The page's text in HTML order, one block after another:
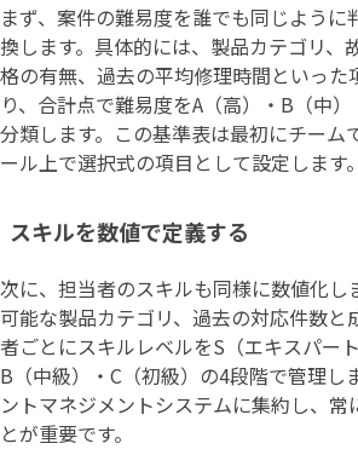
まず、案件の難易度を誰でも同じように
換します。具体的には、製品カテゴリ、
格の有無、過去の平均修理時間といった
り、合計点で難易度をA（高）・B（中
分類します。この基準表は最初にチーム
ール上で選択式の項目として設定します。
スキルを数値で定義する
次に、担当者のスキルも同様に数値化し
可能な製品カテゴリ、過去の対応件数と
者ごとにスキルレベルをS（エキスパー
B（中級）・C（初級）の4段階で管理し
ントマネジメントシステムに集約し、常
とが重要です。